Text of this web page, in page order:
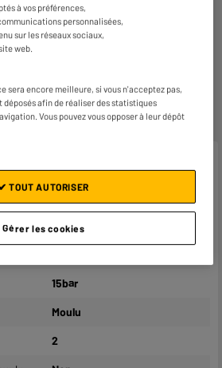
gratuits
danstous les magasins ELECTRO
(voir conditions
postale : vos colis retours sont traités
l’impact sur la planète. Les frais de
postale restent à votre charge.
Expresso pompe
15bar
Moulu
2
à vos préférences,
personnalisées,
sur les réseaux sociaux,
web.
sera encore meilleure, si vous n'acceptez pas,
afin de réaliser des statistiques
Vous pouvez vous opposer à leur dépôt
Gérer les cookies
✔ TOUT AUTORISER